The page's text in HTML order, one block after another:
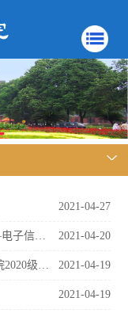
2021-04-27
2021-04-20
2021-04-19
2021-04-19